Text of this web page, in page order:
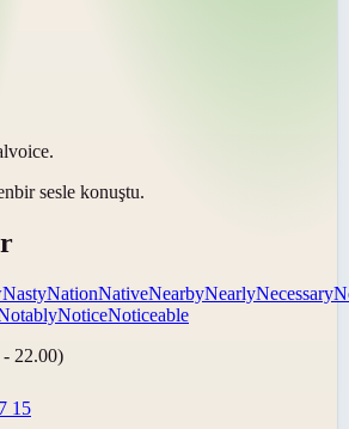
voice.
bir sesle konuştu.
NastyNationNativeNearbyNearlyNecessary
NoticeNoticeable
22.00)
15